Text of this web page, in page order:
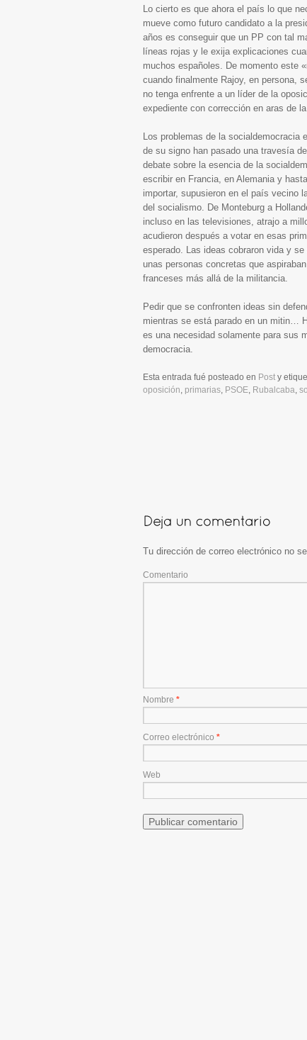
Lo cierto es que ahora el país lo que
mueve como futuro candidato a la
años es conseguir que un PP con tal
líneas rojas y le exija explicaciones
muchos españoles. De momento este
cuando finalmente Rajoy, en persona,
no tenga enfrente a un líder de la
expediente con corrección en aras de
Los problemas de la socialdemocracia
de su signo han pasado una travesía
debate sobre la esencia de la
escribir en Francia, en Alemania y
importar, supusieron en el país vecino
del socialismo. De Monteburg a
incluso en las televisiones, atrajo a
acudieron después a votar en esas
esperado. Las ideas cobraron vida y
unas personas concretas que
franceses más allá de la militancia.
Pedir que se confronten ideas sin
mientras se está parado en un mitin…
es una necesidad solamente para sus
democracia.
Esta entrada fué posteado en Post y
oposición, primarias, PSOE, Rubalcaba,
Tu dirección de correo electrónico no
Comentario
Nombre *
Correo electrónico *
Web